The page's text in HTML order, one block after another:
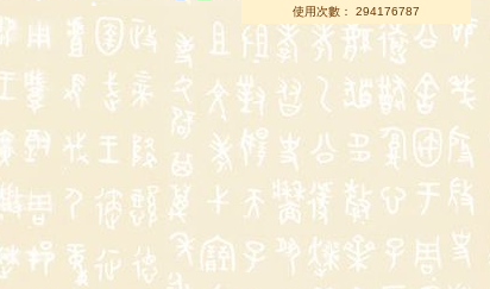
使用次數： 294176787